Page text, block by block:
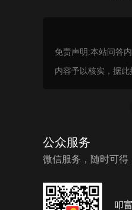
免责声明:本站问答
内容予以核实，据
公众服务
微信服务，随时可得
叩